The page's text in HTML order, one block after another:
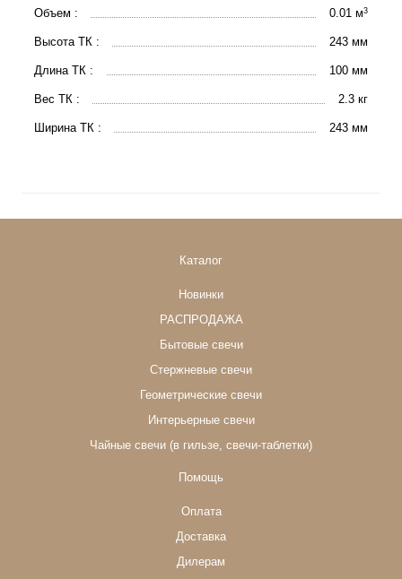
Объем : 0.01 м3
Высота ТК : 243 мм
Длина ТК : 100 мм
Вес ТК : 2.3 кг
Ширина ТК : 243 мм
Каталог
Новинки
РАСПРОДАЖА
Бытовые свечи
Стержневые свечи
Геометрические свечи
Интерьерные свечи
Чайные свечи (в гильзе, свечи-таблетки)
Помощь
Оплата
Доставка
Дилерам